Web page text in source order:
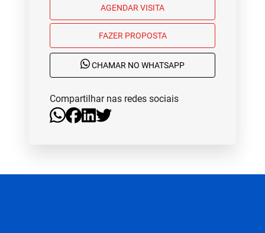
AGENDAR VISITA
FAZER PROPOSTA
CHAMAR NO WHATSAPP
Compartilhar nas redes sociais